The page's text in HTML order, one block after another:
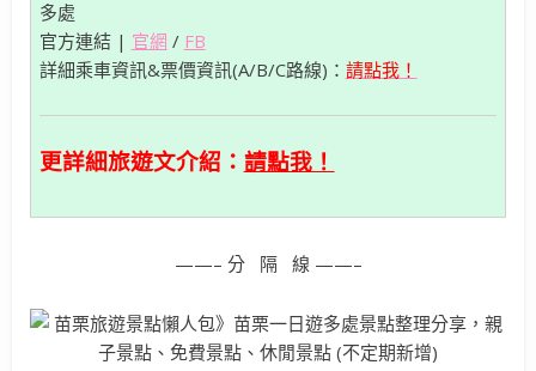
多處
官方連結 | 官網 / FB
詳細乘車資訊&票價資訊(A/B/C路線)： 請點我！
更詳細旅遊文介紹： 請點我！
——– 分 隔 線 ——–